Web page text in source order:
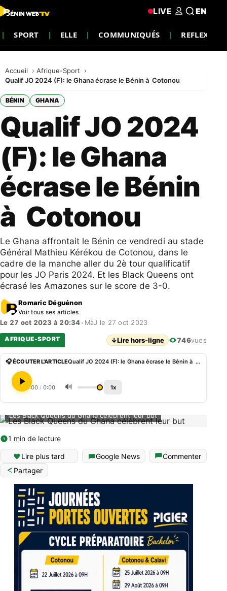
SPORT ELLE COMMUNIQUÉS REFLEXION
LIVE EN
Accueil
Afrique-Sport
Qualif JO 2024 (F): le Ghana écrase le Bénin à Cotonou
BÉNIN GHANA
Qualif JO 2024
(F): le Ghana
écrase le Bénin
à Cotonou
Le Ghana affrontait le Bénin ce vendredi au stade
Général Mathieu Kérékou de Cotonou, dans le
cadre de la manche aller du 2è tour qualificatif
pour les JO Paris 2024. Et les Black Queens ont
écrasé les Amazones sur le score de 3-0.
Romaric Déguénon
Voir tous ses articles
Le 27 oct 2023 à 20:34• MàJ le 27 oct 2023
AFRIQUE-SPORT ↓Lire hors-ligne 746vues
🎧 ÉCOUTER L'ARTICLE Qualif JO 2024 (F): le Ghana écrase le Bénin à Cotonou
0:00 / 0:00 🔊 1x
Les Black Queens du Ghana célèbrent leur but
1 min de lecture
Lire plus tard Google News
Commenter
Partager